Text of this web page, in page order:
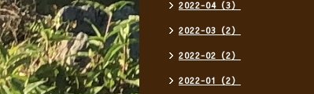
2022-04（3）
2022-03（2）
2022-02（2）
2022-01（2）